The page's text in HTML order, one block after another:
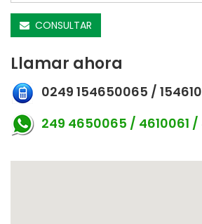
CONSULTAR
Llamar ahora
0249 154650065 /
249 4650065 / 4610061 /